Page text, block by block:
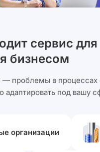
сервис для
бизнесом
— проблемы в процессах
адаптировать под вашу
организации